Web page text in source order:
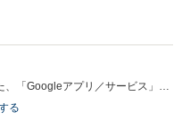
新外装色「ヴェイパーグレー」を設定。また、「Googleアプリ／サービス」ならびに「ボルボカーズアプリ」の無償利用期間が従来の4年から5年に延長されるなど、利便性が向上。また、「Ultimate B5」グレードは、従来有償色であった、メタリックペイント、プレミアムメタリックペイントが車両本体込み価格とされた。（2023.7）
る